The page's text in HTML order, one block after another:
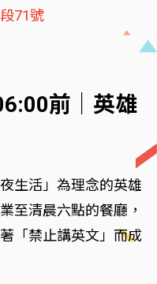
71號
前｜英雄
生活」為理念的英雄
至清晨六點的餐廳，
「禁止講英文」而成